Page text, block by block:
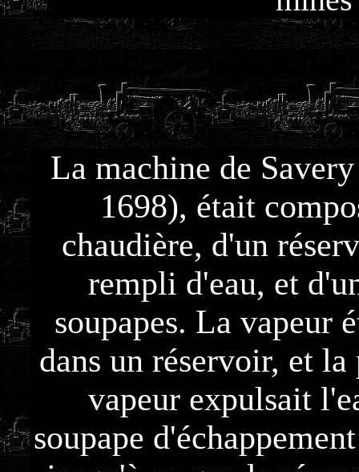
La machine de
1698), était
chaudière, d'un
rempli d'eau, et
soupapes. La vapeur
dans un réservoir, et la
vapeur expulsait
soupape